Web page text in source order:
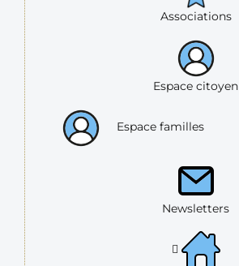
Associations
Espace citoyen
Espace familles
Newsletters